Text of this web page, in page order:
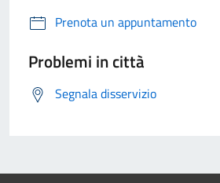
Prenota un appuntamento
Problemi in città
Segnala disservizio